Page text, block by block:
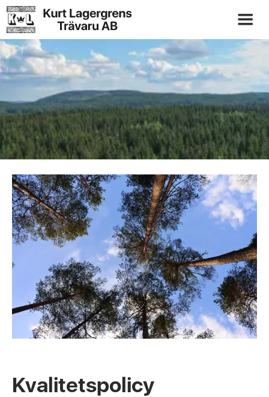
Kvalitetspolicy